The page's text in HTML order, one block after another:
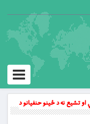
Toggle
تشيع نه د ځينو حنفيانو د